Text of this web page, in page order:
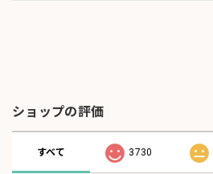
ショップの評価
すべて 3730